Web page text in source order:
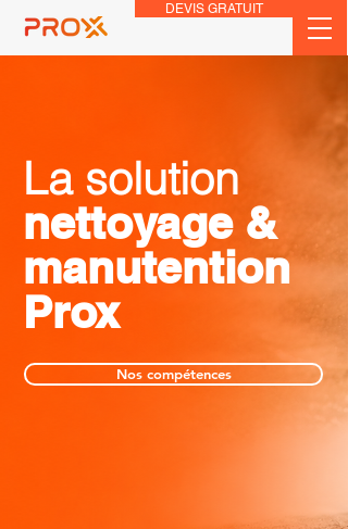
DEVIS GRATUIT
La solution
nettoyage &
manutention
Prox
Nos compétences